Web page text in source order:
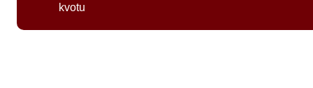
kvotu